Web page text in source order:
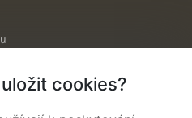
cookies?